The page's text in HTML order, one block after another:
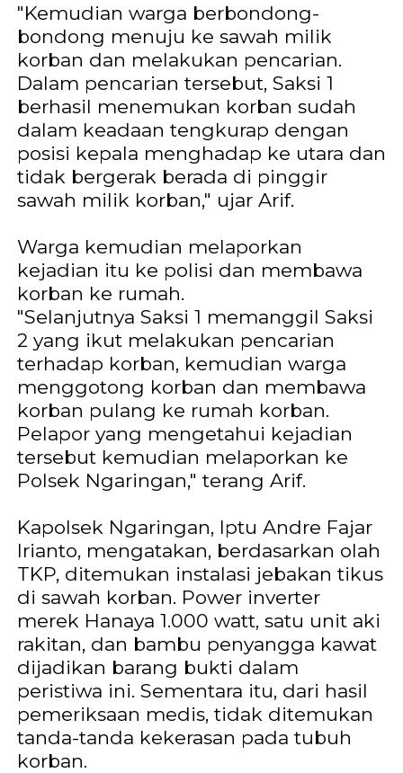
"Kemudian warga berbondong-
bondong menuju ke sawah milik
korban dan melakukan pencarian.
Dalam pencarian tersebut, Saksi 1
berhasil menemukan korban sudah
dalam keadaan tengkurap dengan
posisi kepala menghadap ke utara dan
tidak bergerak berada di pinggir
sawah milik korban," ujar Arif.
Warga kemudian melaporkan
kejadian itu ke polisi dan membawa
korban ke rumah.
"Selanjutnya Saksi 1 memanggil Saksi
2 yang ikut melakukan pencarian
terhadap korban, kemudian warga
menggotong korban dan membawa
korban pulang ke rumah korban.
Pelapor yang mengetahui kejadian
tersebut kemudian melaporkan ke
Polsek Ngaringan," terang Arif.
Kapolsek Ngaringan, Iptu Andre Fajar
Irianto, mengatakan, berdasarkan olah
TKP, ditemukan instalasi jebakan tikus
di sawah korban. Power inverter
merek Hanaya 1.000 watt, satu unit aki
rakitan, dan bambu penyangga kawat
dijadikan barang bukti dalam
peristiwa ini. Sementara itu, dari hasil
pemeriksaan medis, tidak ditemukan
tanda-tanda kekerasan pada tubuh
korban.